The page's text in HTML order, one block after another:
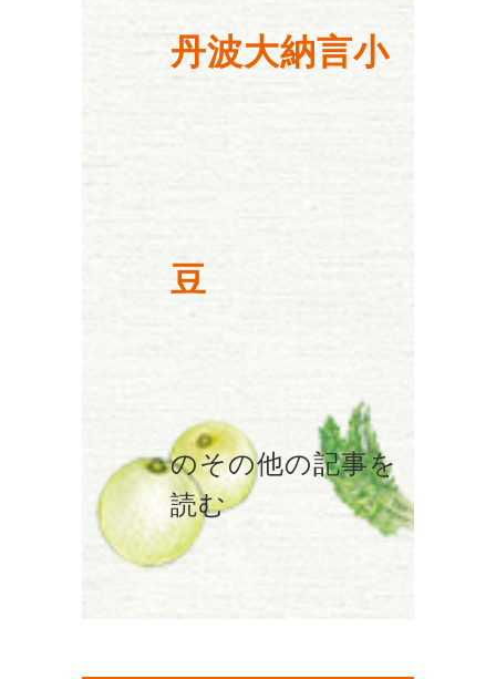
丹波大納言小
豆
のその他の記事を
読む